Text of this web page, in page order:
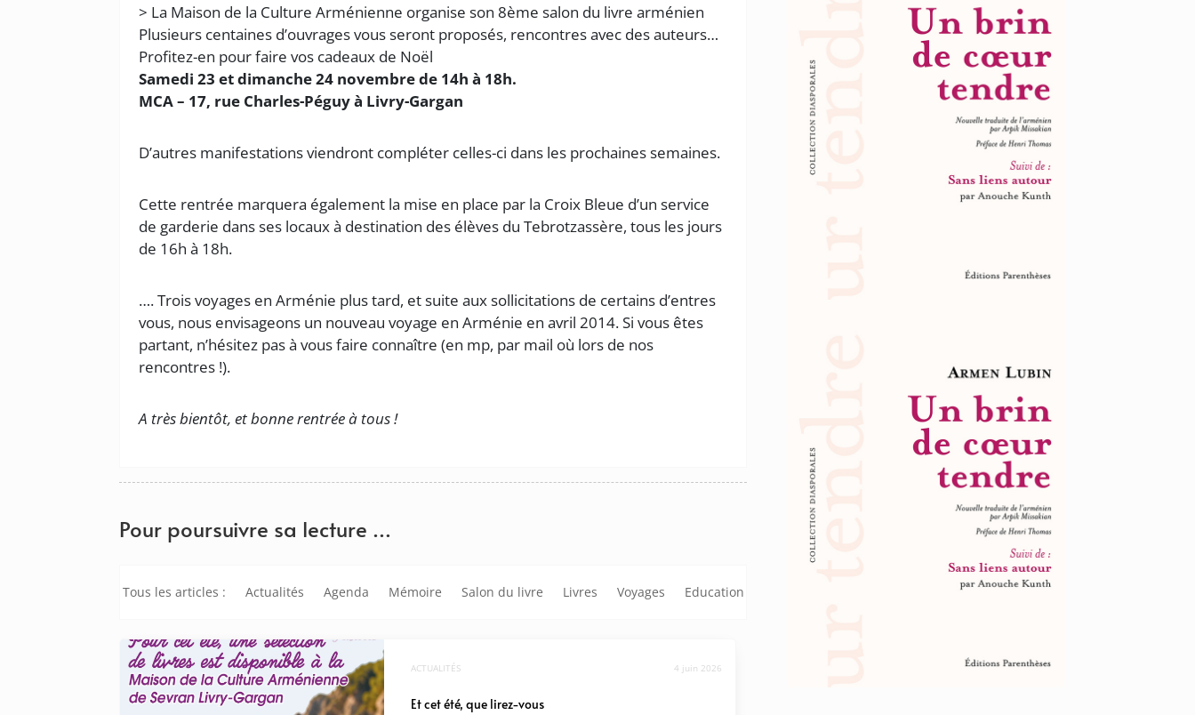
> La Maison de la Culture Arménienne organise son 8ème salon du livre arménien
Plusieurs centaines d’ouvrages vous seront proposés, rencontres avec des auteurs…
Profitez-en pour faire vos cadeaux de Noël
Samedi 23 et dimanche 24 novembre de 14h à 18h.
MCA – 17, rue Charles-Péguy à Livry-Gargan
D’autres manifestations viendront compléter celles-ci dans les prochaines semaines.
Cette rentrée marquera également la mise en place par la Croix Bleue d’un service
de garderie dans ses locaux à destination des élèves du Tebrotzassère, tous les jours
de 16h à 18h.
…. Trois voyages en Arménie plus tard, et suite aux sollicitations de certains d’entres
vous, nous envisageons un nouveau voyage en Arménie en avril 2014. Si vous êtes
partant, n’hésitez pas à vous faire connaître (en mp, par mail où lors de nos
rencontres !).
A très bientôt, et bonne rentrée à tous !
Pour poursuivre sa lecture …
Tous les articles : Actualités Agenda Mémoire Salon du livre Livres Voyages Education
ACTUALITÉS 4 juin 2026
Et cet été, que lirez-vous